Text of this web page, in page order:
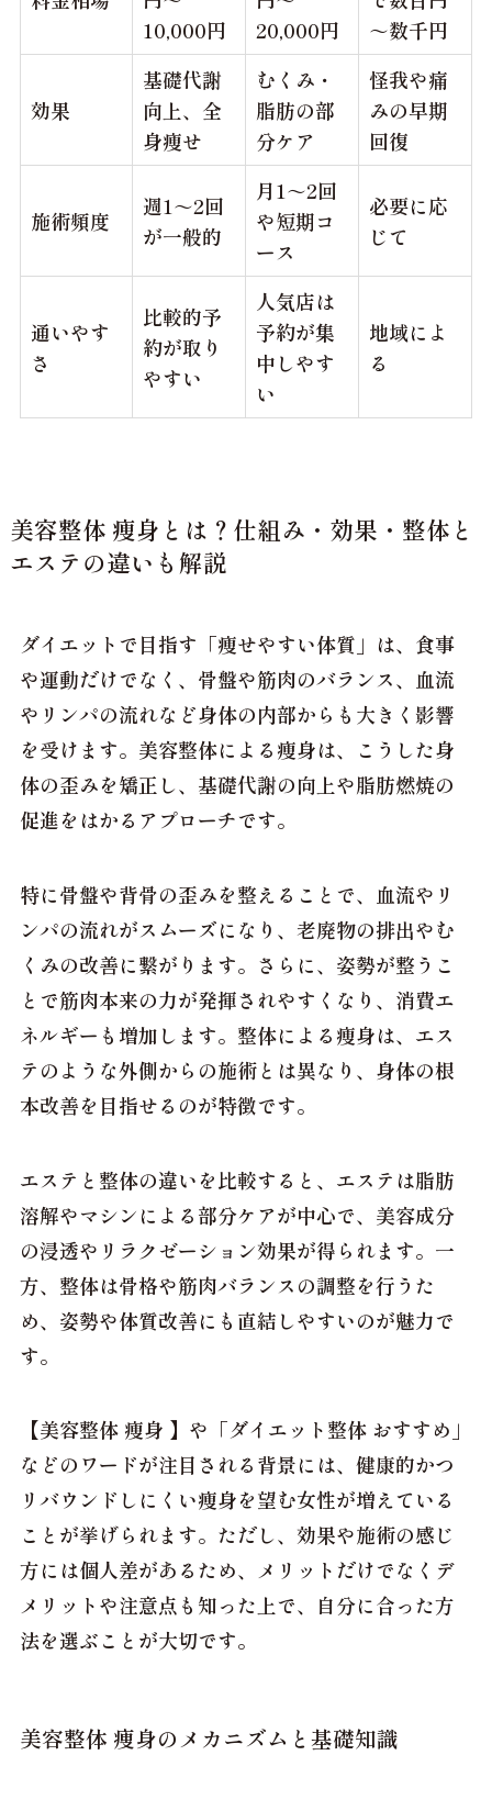
10,000円
20,000円
～数千円
効果
基礎代謝
向上、全
身痩せ
むくみ・
脂肪の部
分ケア
怪我や痛
みの早期
回復
施術頻度
週1～2回
が一般的
月1～2回
や短期コ
ース
必要に応
じて
通いやす
さ
比較的予
約が取り
やすい
人気店は
予約が集
中しやす
い
地域によ
る
美容整体 痩身とは？仕組み・効果・整体と
エステの違いも解説
ダイエットで目指す「痩せやすい体質」は、食事
や運動だけでなく、骨盤や筋肉のバランス、血流
やリンパの流れなど身体の内部からも大きく影響
を受けます。美容整体による痩身は、こうした身
体の歪みを矯正し、基礎代謝の向上や脂肪燃焼の
促進をはかるアプローチです。
特に骨盤や背骨の歪みを整えることで、血流やリ
ンパの流れがスムーズになり、老廃物の排出やむ
くみの改善に繋がります。さらに、姿勢が整うこ
とで筋肉本来の力が発揮されやすくなり、消費エ
ネルギーも増加します。整体による痩身は、エス
テのような外側からの施術とは異なり、身体の根
本改善を目指せるのが特徴です。
エステと整体の違いを比較すると、エステは脂肪
溶解やマシンによる部分ケアが中心で、美容成分
の浸透やリラクゼーション効果が得られます。一
方、整体は骨格や筋肉バランスの調整を行うた
め、姿勢や体質改善にも直結しやすいのが魅力で
す。
【美容整体 痩身 】や「ダイエット整体 おすすめ」
などのワードが注目される背景には、健康的かつ
リバウンドしにくい痩身を望む女性が増えている
ことが挙げられます。ただし、効果や施術の感じ
方には個人差があるため、メリットだけでなくデ
メリットや注意点も知った上で、自分に合った方
法を選ぶことが大切です。
美容整体 痩身のメカニズムと基礎知識